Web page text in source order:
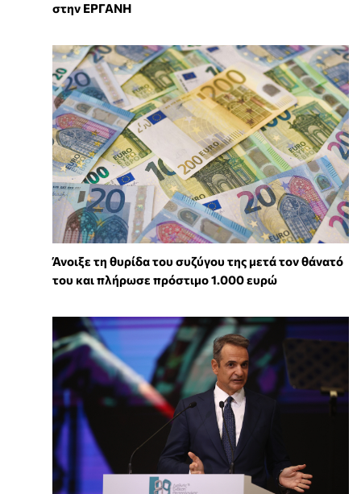
στην ΕΡΓΑΝΗ
Άνοιξε τη θυρίδα του συζύγου της μετά τον θάνατό
του και πλήρωσε πρόστιμο 1.000 ευρώ